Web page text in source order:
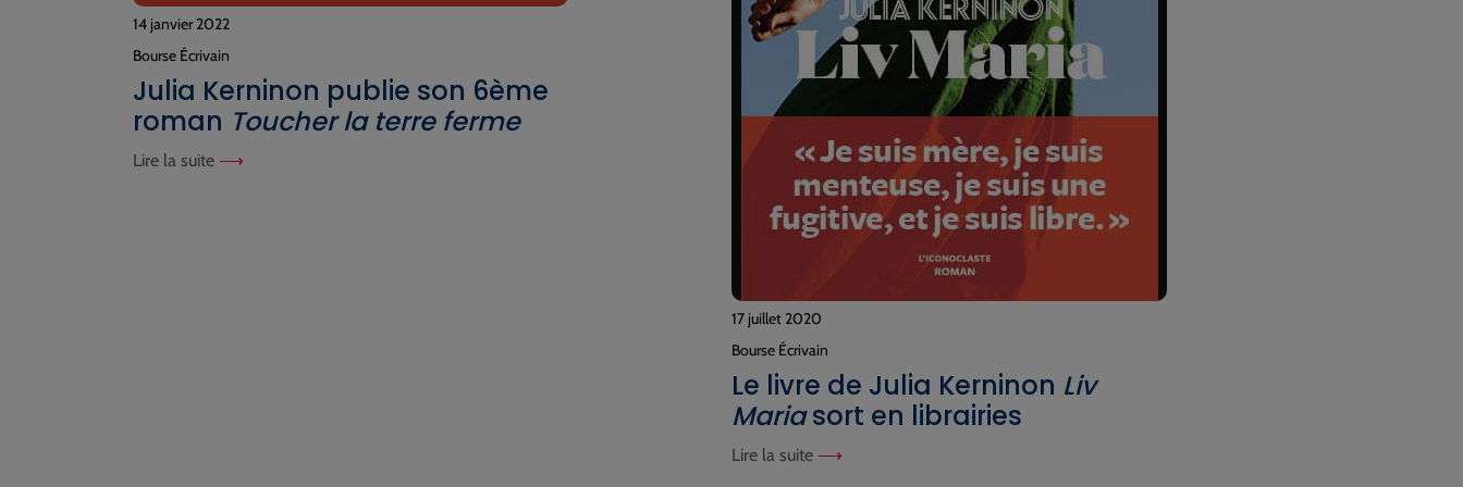
14 janvier 2022
Bourse Écrivain
Julia Kerninon publie son 6ème
roman Toucher la terre ferme
Lire la suite
17 juillet 2020
Bourse Écrivain
Le livre de Julia Kerninon Liv
Mariasort en librairies
Lire la suite